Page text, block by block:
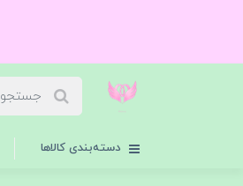
دسته‌بندی کالاها